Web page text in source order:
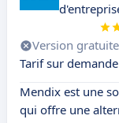
Version gratuite
Tarif sur demande
Mendix est une
qui offre une